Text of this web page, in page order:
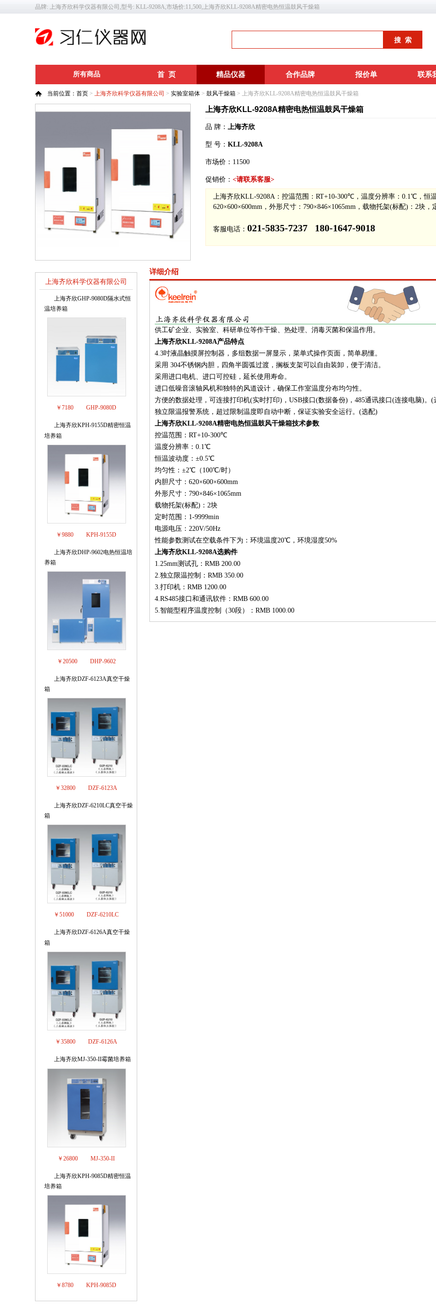
品牌: 上海齐欣科学仪器有限公司,型号: KLL-9208A,市场价:11,500,上海齐欣KLL-9208A精密电热恒温鼓风干燥箱
所有商品 首 页 精品仪器 合作品牌 报价单 联系
当前位置： 首页 > 上海齐欣科学仪器有限公司 > 实验室箱体 > 鼓风干燥箱 > 上海齐欣KLL-9208A精密电热恒温鼓风干燥箱
上海齐欣KLL-9208A精密电热恒温鼓风干燥箱
品 牌： 上海齐欣
型 号： KLL-9208A
市场价： 11500
促销价： <请联系客服>
上海齐欣KLL-9208A：控温范围：RT+10-300℃，温度分辨率：0.1℃，
620×600×600mm，外形尺寸：790×846×1065mm，载物托架(标配)：2块，
客服电话： 021-5835-7237 180-1647-9018
上海齐欣科学仪器有限公司
销售排行榜
上海齐欣GHP-9080D隔水式恒
温培养箱
￥7180 GHP-9080D
上海齐欣KPH-9155D精密恒温
培养箱
￥9880 KPH-9155D
上海齐欣DHP-9602电热恒温培
养箱
￥20500 DHP-9602
上海齐欣DZF-6123A真空干燥
箱
￥32800 DZF-6123A
上海齐欣DZF-6210LC真空干燥
箱
￥51000 DZF-6210LC
上海齐欣DZF-6126A真空干燥
箱
￥35800 DZF-6126A
上海齐欣MJ-350-II霉菌培养箱
￥26800 MJ-350-II
上海齐欣KPH-9085D精密恒温
培养箱
￥8780 KPH-9085D
详细介绍
供工矿企业、实验室、科研单位等作干燥、热处理、消毒灭菌和保温作用。
上海齐欣KLL-9208A产品特点
4.3吋液晶触摸屏控制器，多组数据一屏显示，菜单式操作页面，简单易懂。
采用 304不锈钢内胆，四角半圆弧过渡，搁板支架可以自由装卸，便于清洁。
采用进口电机、进口可控硅，延长使用寿命。
进口低噪音滚轴风机和独特的风道设计，确保工作室温度分布均匀性。
方便的数据处理，可连接打印机(实时打印)，USB接口(数据备份)，485通讯接口(连接电脑)。(
独立限温报警系统，超过限制温度即自动中断，保证实验安全运行。(选配)
上海齐欣KLL-9208A精密电热恒温鼓风干燥箱技术参数
控温范围：RT+10-300℃
温度分辨率：0.1℃
恒温波动度：±0.5℃
均匀性：±2℃（100℃/时）
内胆尺寸：620×600×600mm
外形尺寸：790×846×1065mm
载物托架(标配)：2块
定时范围：1-9999min
电源电压：220V/50Hz
性能参数测试在空载条件下为：环境温度20℃，环境湿度50%
上海齐欣KLL-9208A选购件
1.25mm测试孔：RMB 200.00
2.独立限温控制：RMB 350.00
3.打印机：RMB 1200.00
4.RS485接口和通讯软件：RMB 600.00
5.智能型程序温度控制（30段）：RMB 1000.00